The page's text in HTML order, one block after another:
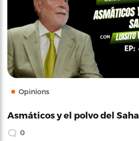
Opinions
Asmáticos y el polvo del
0